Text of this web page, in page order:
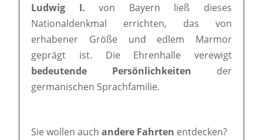
Ludwig I. von Bayern ließ dieses
Nationaldenkmal errichten, das von
erhabener Größe und edlem Marmor
geprägt ist. Die Ehrenhalle verewigt
bedeutende Persönlichkeiten der
germanischen Sprachfamilie.
Sie wollen auchandere Fahrten entdecken?